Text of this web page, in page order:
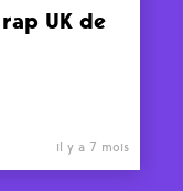
UK de
il y a 7 mois